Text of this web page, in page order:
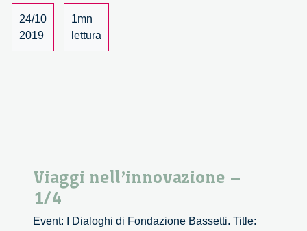
24/10
2019
1mn
lettura
Viaggi nell’innovazione –
1/4
Event: I Dialoghi di Fondazione Bassetti. Title: